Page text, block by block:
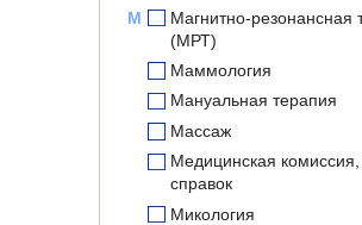
М
Магнитно-резонансная
(МРТ)
Маммология
Мануальная терапия
Массаж
Медицинская
справок
Микология